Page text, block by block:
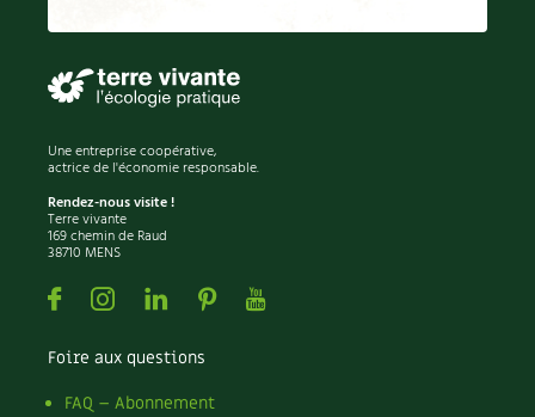
Permaculture
Pesticides
Petits pois
Piment
Pissenlit
Pizza
Plantes
Plantes d'extérieur
Plantes d'intérieur
Plantes médicinales
Plantes sauvages
Plants
Plastique
Une entreprise coopérative,
actrice de l'économie responsable.
Rendez-nous visite !
Terre vivante
169 chemin de Raud
38710 MENS
FacebookInstagramLinkedin
PinterestYoutube
Foire aux questions
FAQ – Abonnement